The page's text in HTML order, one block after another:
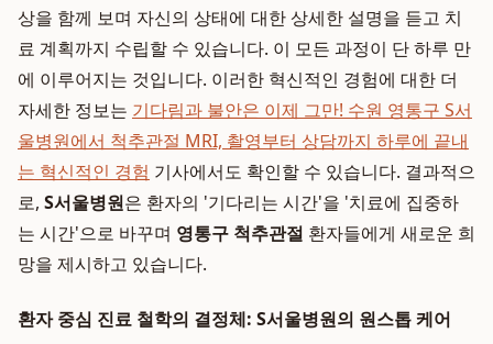
상을 함께 보며 자신의 상태에 대한 상세한 설명을 듣고 치
료 계획까지 수립할 수 있습니다. 이 모든 과정이 단 하루 만
에 이루어지는 것입니다. 이러한 혁신적인 경험에 대한 더
자세한 정보는 기다림과 불안은 이제 그만! 수원 영통구 S서
울병원에서 척추관절 MRI, 촬영부터 상담까지 하루에 끝내
는 혁신적인 경험 기사에서도 확인할 수 있습니다. 결과적으
로, S서울병원은 환자의 '기다리는 시간'을 '치료에 집중하
는 시간'으로 바꾸며 영통구 척추관절 환자들에게 새로운 희
망을 제시하고 있습니다.
환자 중심 진료 철학의 결정체: S서울병원의 원스톱 케어